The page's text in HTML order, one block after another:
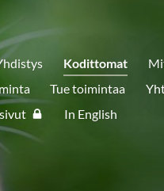
Kodittomat
Tue toimintaa
In English